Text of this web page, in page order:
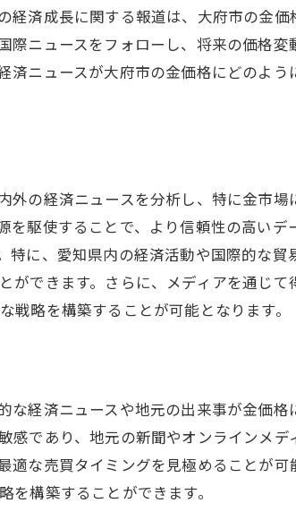
る示唆
理
済成長に関する報道は、大府市の金価
ニュースをフォローし、将来の価格変
ニュースが大府市の金価格にどのよう
の経済ニュースを分析し、特に金市場
駆使することで、より信頼性の高いデ
に、愛知県内の経済活動や国際的な貿
できます。さらに、メディアを通じて
略を構築することが可能となります。
経済ニュースや地元の出来事が金価格
感であり、地元の新聞やオンラインメデ
な売買タイミングを見極めることが可
構築することができます。